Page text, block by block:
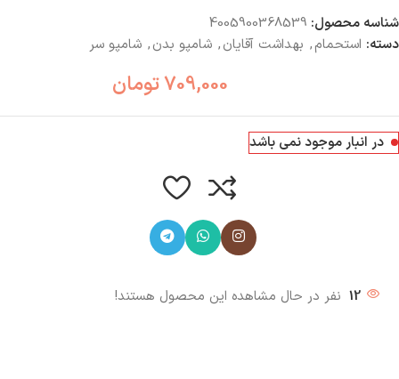
شناسه محصول: 4005900368539
دسته: استحمام, بهداشت آقایان, شامپو بدن, شامپو سر
709,000تومان
در انبار موجود نمی باشد
12 نفر در حال مشاهده این محصول هستند!